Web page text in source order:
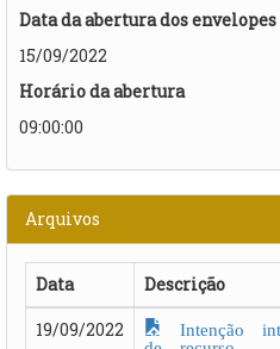
Data da abertura dos envelopes
15/09/2022
Horário da abertura
09:00:00
Arquivos
Data Descrição
19/09/2022
Intenção